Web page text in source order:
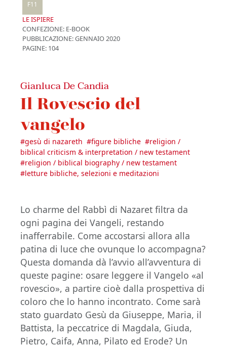
F11
LE ISPIERE
CONFEZIONE: E-BOOK
PUBBLICAZIONE:GENNAIO 2020
PAGINE: 104
Gianluca De Candia
Il Rovescio del
vangelo
#gesù di nazareth #figure bibliche #religion /
biblical criticism & interpretation / new testament
#religion / biblical biography / new testament
#letture bibliche, selezioni e meditazioni
Lo charme del Rabbì di Nazaret filtra da
ogni pagina dei Vangeli, restando
inafferrabile. Come accostarsi allora alla
patina di luce che ovunque lo accompagna?
Questa domanda dà l’avvio all’avventura di
queste pagine: osare leggere il Vangelo «al
rovescio», a partire cioè dalla prospettiva di
coloro che lo hanno incontrato. Come sarà
stato guardato Gesù da Giuseppe, Maria, il
Battista, la peccatrice di Magdala, Giuda,
Pietro, Caifa, Anna, Pilato ed Erode? Un